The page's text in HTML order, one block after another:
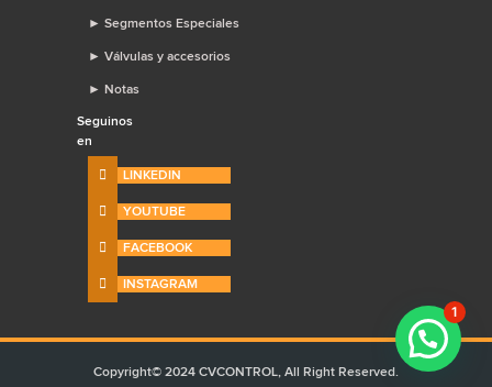
► Segmentos Especiales
► Válvulas y accesorios
► Notas
Seguinos
en
LINKEDIN
YOUTUBE
FACEBOOK
INSTAGRAM
Copyright© 2024 CVCONTROL, All Right Reserved.
1